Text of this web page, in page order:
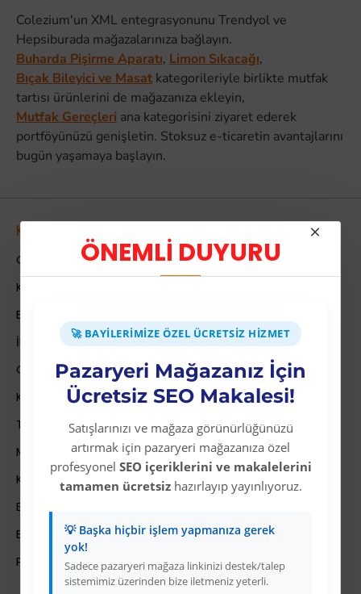
ÖNEMLİ DUYURU
🚀 BAYILERIMIZE ÖZEL ÜCRETSIZ HIZMET
Pazaryeri Mağazanız İçin
Ücretsiz SEO Makalesi!
Satışlarınızı ve mağaza görünürlüğünüzü
artırmak için pazaryeri mağazanıza özel
profesyonel SEO içeriklerini ve makalelerini
tamamen ücretsizhazırlayıp yayınlıyoruz.
💡 Başka hiçbir işlem yapmanıza gerek
yok!
Sadece pazaryeri mağaza linkinizi destek/talep
sistemimiz üzerinden bize iletmeniz yeterli.
Colezium'un XML entegrasyonunu Trendyol ve
Hepsiburada mağazalarınıza bağlayın.
Buharda Pişirme Aparatı, Limon Sıkacağı,
Bıçak Bileyici ve Masat kategorileriyle birlikte mutfak
tartısı ürünlerini de mağazanıza ekleyin,
Mutfak Gereçleri ana kategorisini ziyaret ederek
portföyünüzü genişletin. Stoksuz e-ticaretin avantajlarını
bugün yaşamaya başlayın.
Kurumsal
Colezium Hakkında
Kurumsal Bilgiler
Banka Hesab Bilgileri
İletişim
Gizlilik Politikası
Kullanıcı Sözleşmesi
Teslimat Bilgileri
Mesafeli Satış Sözleşmesi
Kariyer
Bayi İade Sistemi
Bayi Bakiye Yükleme
Para Puan Sistemi ile Kazanç